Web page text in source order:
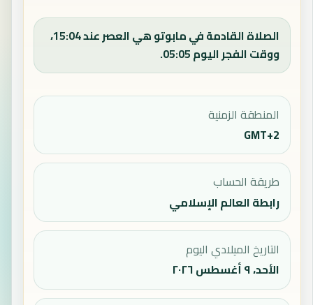
الصلاة القادمة في مابوتو هي العصر عند 15:04،
ووقت الفجر اليوم 05:05.
المنطقة الزمنية
GMT+2
طريقة الحساب
رابطة العالم الإسلامي
التاريخ الميلادي اليوم
الأحد، ٩ أغسطس ٢٠٢٦